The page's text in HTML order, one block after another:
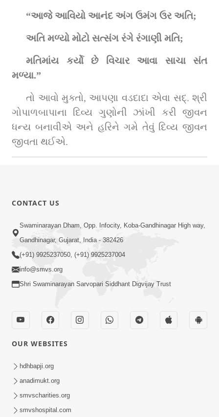
“આજે આવિયો આનંદ અંગ ઉમંગ ઉર અતિ;
અતિ મળ્યો મોટો સત્સંગ રંગે રંગાણી મતિ;
મતિમાંય કર્યો છે વિચાર આવા સાચા સંત
મળ્યા.”
તો આવો મુક્તો, આપણા વડદાદા એવા સદ્‌. શ્રી
ગોપાળબાપાના દિવ્ય ગુણોની ઝાંખી કરી જીવન
ધન્ય બનાવીએ અને હરિને ગમે તેવું દિવ્ય જીવન
જીવતા થઈએ.
CONTACT US
Swaminarayan Dham, Opp. Infocity, Koba-Gandhinagar High way,
Gandhinagar, Gujarat, India - 382426
(+91) 9925237050, (+91) 9925237004
info@smvs.org
Shri Swaminarayan Sarvopari Siddhant Digvijay Trust
OUR WEBSITES
hdhbapji.org
anadimukt.org
smvscharities.org
smvshospital.com